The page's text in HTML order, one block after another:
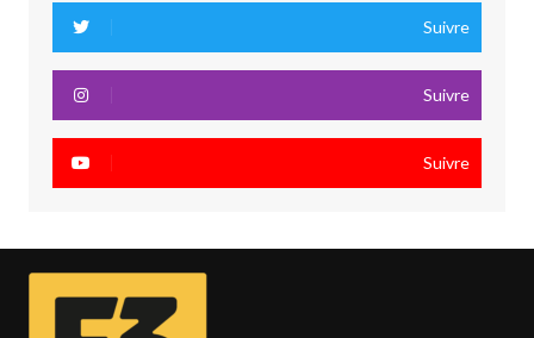
Suivre
Suivre
Suivre